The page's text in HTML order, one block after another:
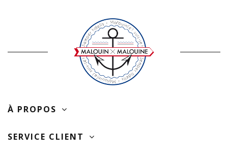
À PROPOS
SERVICE CLIENT